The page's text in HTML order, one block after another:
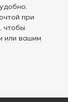
при
чтобы
или вашим